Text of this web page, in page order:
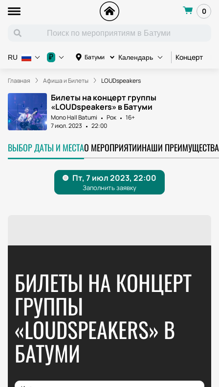
0
Батуми Календарь Концерт
RU ₽
Главная Афиша и Билеты LOUDspeakers
Билеты на концерт группы
«LOUDspeakers» в Батуми
Mono Hall Batumi Рок
16+
7 июл. 2023
22:00
ВЫБОР ДАТЫ И МЕСТАО МЕРОПРИЯТИИНАШИ ПРЕИМУЩЕСТВА
БИЛЕТЫ НА КОНЦЕРТ
ГРУППЫ
«LOUDSPEAKERS» В
БАТУМИ